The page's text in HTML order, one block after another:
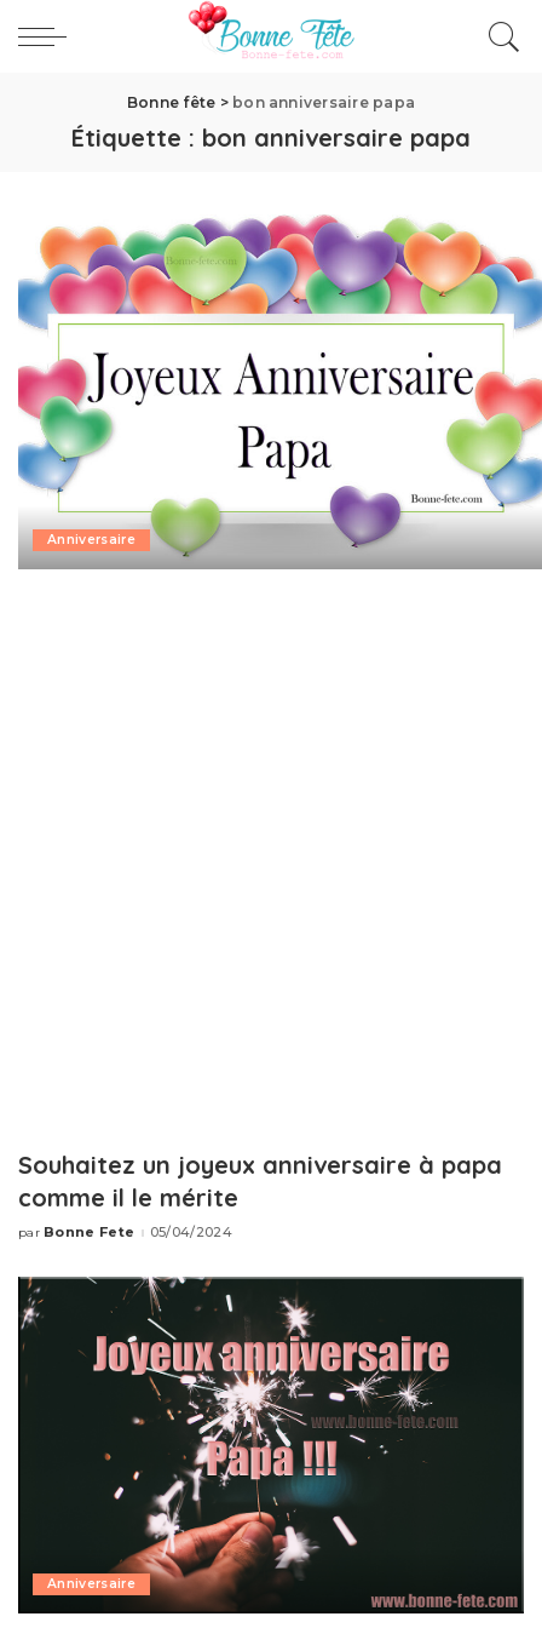
Bonne fête > bon anniversaire papa
Étiquette : bon anniversaire papa
Anniversaire
Souhaitez un joyeux anniversaire à papa
comme il le mérite
Publié
par Bonne Fete 05/04/2024
Anniversaire